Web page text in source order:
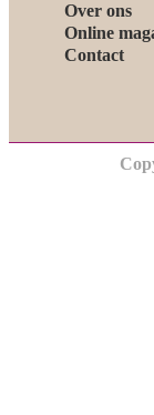
Over ons
Online
Contact